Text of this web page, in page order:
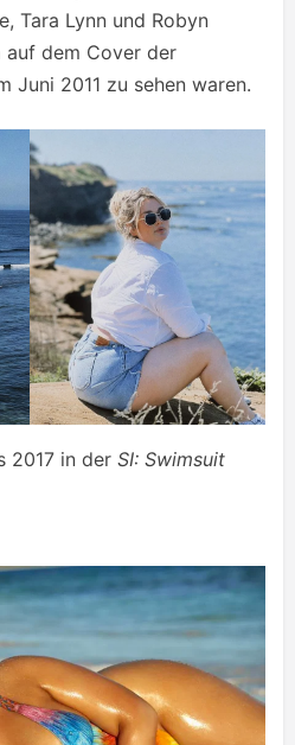
Tara Lynn und Robyn
auf dem Cover der
Juni 2011 zu sehen waren.
2017 in der SI: Swimsuit